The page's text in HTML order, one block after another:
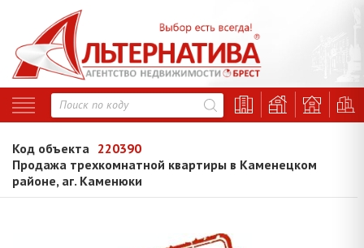
Код объекта 220390
Продажа трехкомнатной квартиры в Каменецком
районе, аг. Каменюки